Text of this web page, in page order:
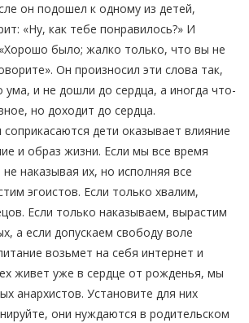
он подошел к одному из детей,
«Ну, как тебе понравилось?» И
было; жалко только, что вы не
Он произносил эти слова так,
ума, и не дошли до сердца, а иногда что-
но доходит до сердца.
дети оказывает влияние
и образ жизни. Если мы все время
наказывая их, но исполняя все
эгоистов. Если только хвалим,
Если только наказываем, вырастим
а если допускаем свободу воле
возьмет на себя интернет и
живет уже в сердце от рожденья, мы
анархистов. Установите для них
они нуждаются в родительском